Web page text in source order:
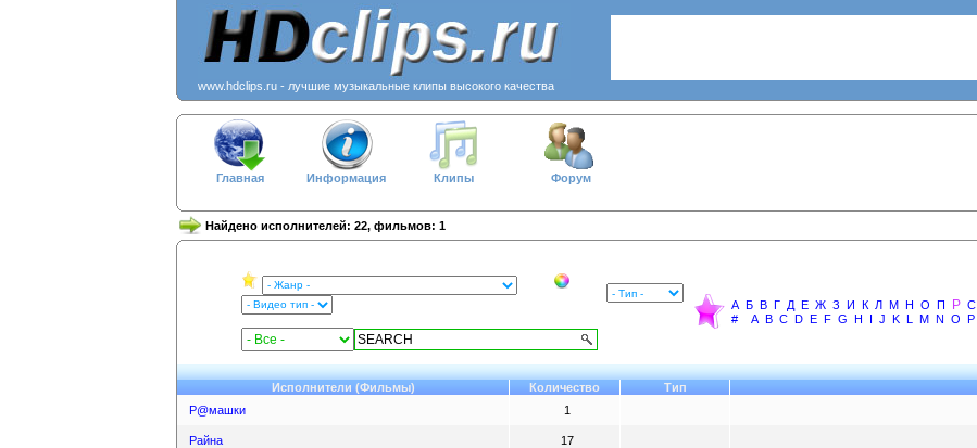
www.hdclips.ru - лучшие музыкальные клипы высокого качества
Главная Информация Клипы Форум
Найдено исполнителей: 22, фильмов: 1
А Б В Г Д Е Ж З И К Л М Н О П Р С
#
A B C D E F G H I J K L M N O P
Исполнители (Фильмы) Количество
Тип
Р@машки
1
Райна 17